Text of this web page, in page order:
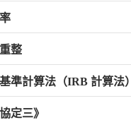
整
準計算法（IRB 計算法）
定三》